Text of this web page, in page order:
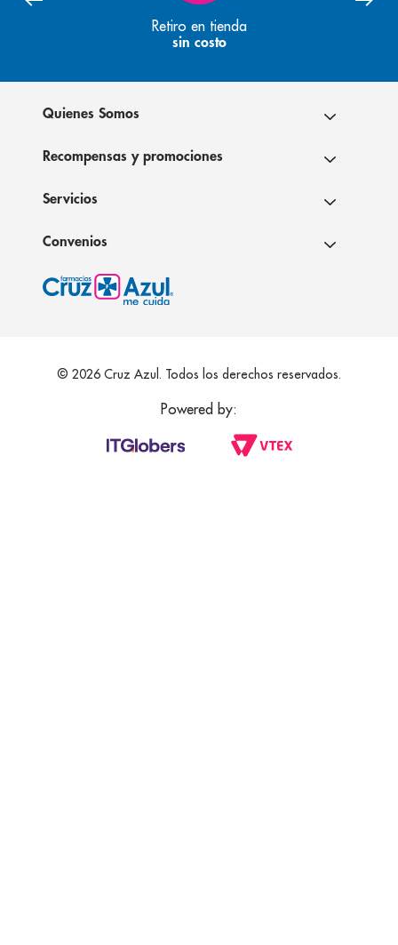
Retiro en tienda
sin costo
Quienes Somos
Recompensas y promociones
Servicios
Convenios
© 2026 Cruz Azul. Todos los derechos reservados.
Powered by: